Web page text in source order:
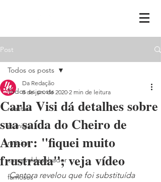
Post
Todos os posts
realities
ih,miga
música
carnavaldesalvador
famosos
Todos os posts
Carla Visi dá detalhes sobre
sua saída do Cheiro de
Amor: "fiquei muito
frustrada"; veja vídeo
Da Redação
8 de jun. de 2020 2 min de leitura
Cantora revelou que foi substituída